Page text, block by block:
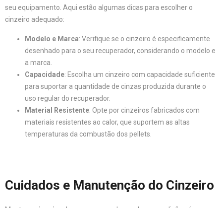
seu equipamento. Aqui estão algumas dicas para escolher o
cinzeiro adequado:
Modelo e Marca: Verifique se o cinzeiro é especificamente
desenhado para o seu recuperador, considerando o modelo e
a marca.
Capacidade: Escolha um cinzeiro com capacidade suficiente
para suportar a quantidade de cinzas produzida durante o
uso regular do recuperador.
Material Resistente: Opte por cinzeiros fabricados com
materiais resistentes ao calor, que suportem as altas
temperaturas da combustão dos pellets.
Cuidados e Manutenção do Cinzeiro